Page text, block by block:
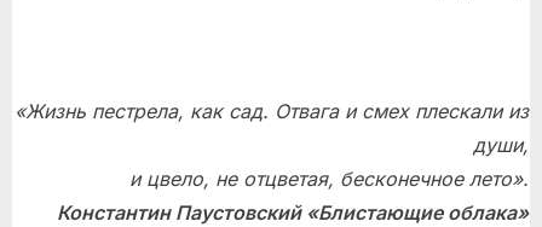
«Жизнь пестрела, как сад. Отвага и смех плескали из
души,
и цвело, не отцветая, бесконечное лето».
Константин Паустовский «Блистающие облака»